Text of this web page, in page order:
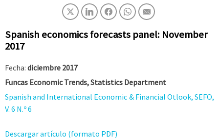
Spanish economics forecasts panel: November
2017
Fecha: diciembre 2017
Funcas Economic Trends, Statistics Department
Spanish and International Economic & Financial Otlook, SEFO,
V. 6 N.º 6
Descargar artículo (formato PDF)